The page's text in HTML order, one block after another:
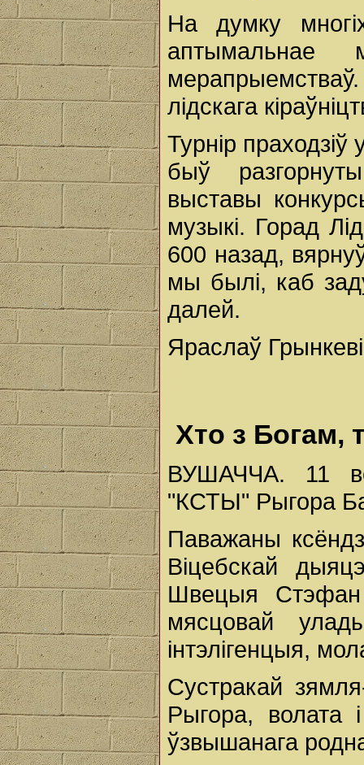
На думку
аптымальнае
лідскага
Турнір
быў
выставы
музыкі. Горад
600 назад,
мы былі, каб
далей.
Яраслаў
Хто з Богам,
ВУШАЧЧА. 11
"КСТЫ" Рыгора
Паважаны
Віцебскай
Швецыя Стэфан
мясцовай
інтэлігенцыя,
Сустракай
Рыгора, волата
ўзвышанага